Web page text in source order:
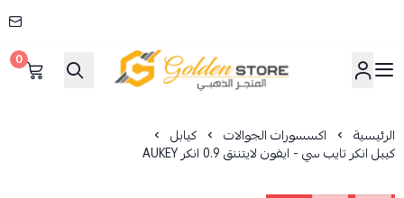
المتجر الذهبي
0
الرئيسية اكسسورات الجوالات كيابل
كيبل انكر تايب سي - ايفون لايتننق 0.9 انكر AUKEY